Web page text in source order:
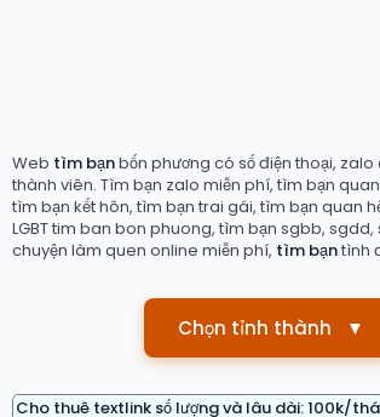
Web tìm bạnbốn phương có số điện thoại,
thành viên. Tìm bạn zalo miễn phí, tìm bạn
tìm bạn kết hôn, tìm bạn trai gái, tìm bạn quan
LGBT tim ban bon phuong, tìm bạn sgbb,
chuyện làm quen online miễn phí, tìm bạntình
Chọn tỉnh thành ▼
Cho thuê textlink số lượng và lâu dài: 100k/